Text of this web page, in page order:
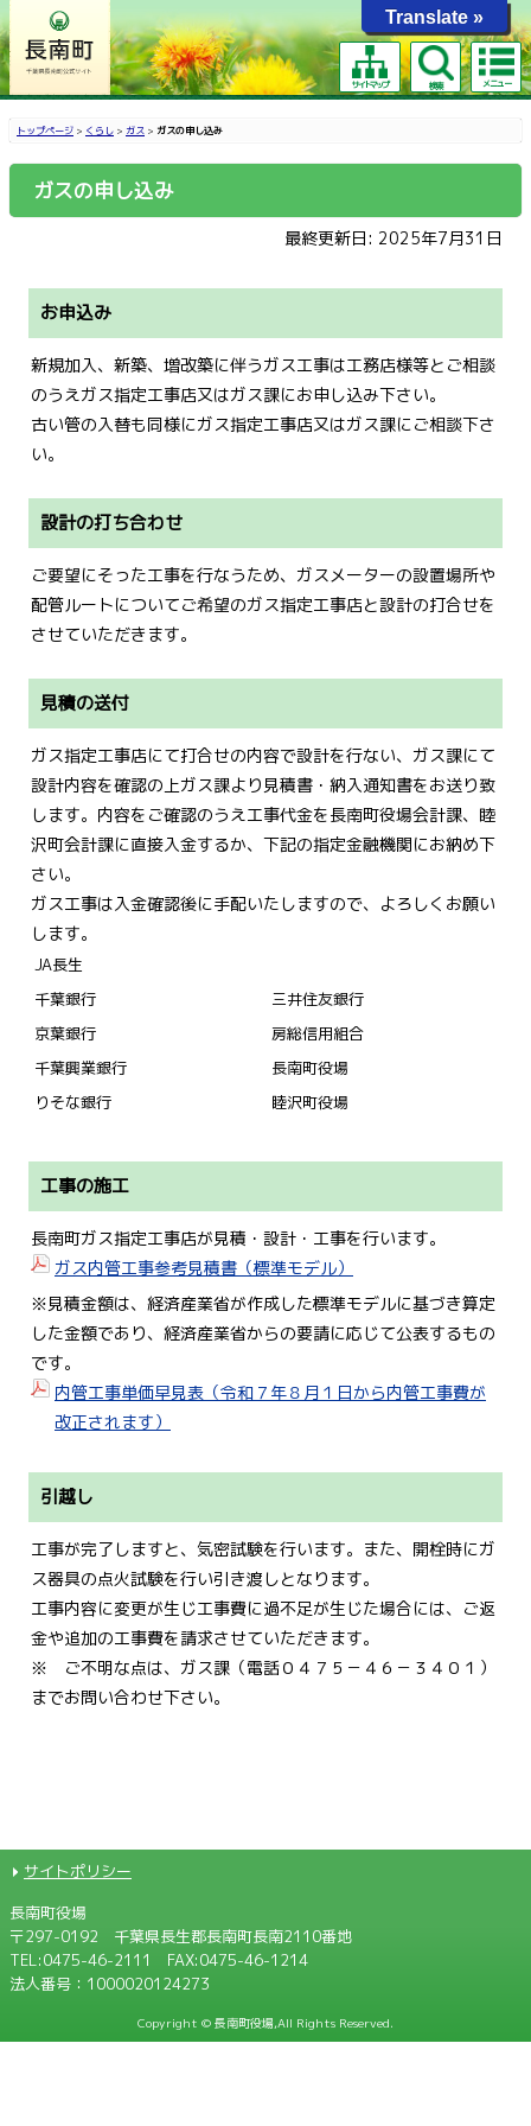
サイトマップ 検索 メニュー
トップページ > くらし > ガス > ガスの申し込み
ガスの申し込み
最終更新日: 2025年7月31日
お申込み
新規加入、新築、増改築に伴うガス工事は工務店様等とご相談
のうえガス指定工事店又はガス課にお申し込み下さい。
古い管の入替も同様にガス指定工事店又はガス課にご相談下さ
い。
設計の打ち合わせ
ご要望にそった工事を行なうため、ガスメーターの設置場所や
配管ルートについてご希望のガス指定工事店と設計の打合せを
させていただきます。
見積の送付
ガス指定工事店にて打合せの内容で設計を行ない、ガス課にて
設計内容を確認の上ガス課より見積書・納入通知書をお送り致
します。内容をご確認のうえ工事代金を長南町役場会計課、睦
沢町会計課に直接入金するか、下記の指定金融機関にお納め下
さい。
ガス工事は入金確認後に手配いたしますので、よろしくお願い
します。
JA長生
千葉銀行
三井住友銀行
京葉銀行
房総信用組合
千葉興業銀行
長南町役場
りそな銀行
睦沢町役場
工事の施工
長南町ガス指定工事店が見積・設計・工事を行います。
ガス内管工事参考見積書（標準モデル）
※見積金額は、経済産業省が作成した標準モデルに基づき算定
した金額であり、経済産業省からの要請に応じて公表するもの
です。
内管工事単価早見表（令和７年８月１日から内管工事費が
改正されます）
引越し
工事が完了しますと、気密試験を行います。また、開栓時にガ
ス器具の点火試験を行い引き渡しとなります。
工事内容に変更が生じ工事費に過不足が生じた場合には、ご返
金や追加の工事費を請求させていただきます。
※ ご不明な点は、ガス課（電話０４７５－４６－３４０１）
までお問い合わせ下さい。
サイトポリシー
長南町役場
〒297-0192 千葉県長生郡長南町長南2110番地
TEL:0475-46-2111
FAX:0475-46-1214
法人番号：1000020124273
Copyright © 長南町役場,All Rights Reserved.
Translate »